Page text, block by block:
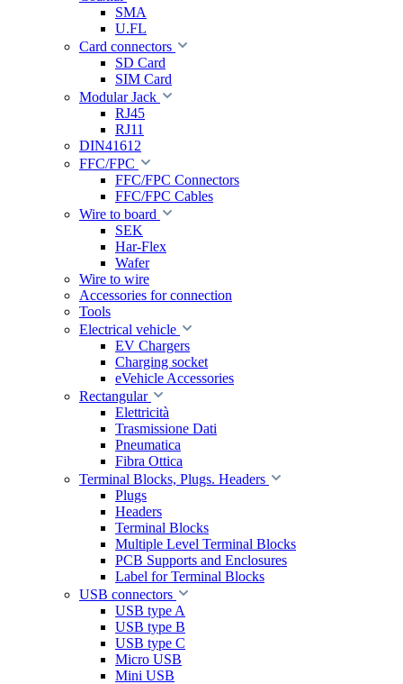
SMA
U.FL
Card connectors
SD Card
SIM Card
Modular Jack
RJ45
RJ11
DIN41612
FFC/FPC
FFC/FPC Connectors
FFC/FPC Cables
Wire to board
SEK
Har-Flex
Wafer
Wire to wire
Accessories for connection
Tools
Electrical vehicle
EV Chargers
Charging socket
eVehicle Accessories
Rectangular
Elettricità
Trasmissione Dati
Pneumatica
Fibra Ottica
Terminal Blocks, Plugs. Headers
Plugs
Headers
Terminal Blocks
Multiple Level Terminal Blocks
PCB Supports and Enclosures
Label for Terminal Blocks
USB connectors
USB type A
USB type B
USB type C
Micro USB
Mini USB